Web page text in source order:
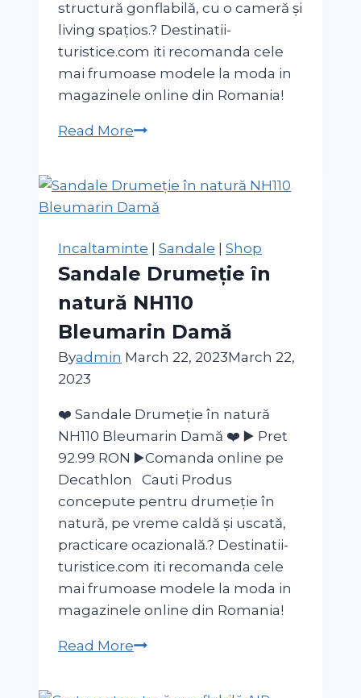
structură gonflabilă, cu o cameră și
living spațios.? Destinatii-
turistice.com iti recomanda cele
mai frumoase modele la moda in
magazinele online din Romania!
Read MoreCort
gonflabilă
AIR
4.1
Fresh&Black
4
Persoane
Incaltaminte | Sandale | Shop
Sandale Drumeție în
natură NH110
Bleumarin Damă
Byadmin March 22, 2023March 22,
2023
❤️ Sandale Drumeție în natură
NH110 Bleumarin Damă ❤️ ▶️ Pret
92.99 RON ▶️Comanda online pe
Decathlon Cauti Produs
concepute pentru drumeție în
natură, pe vreme caldă și uscată,
practicare ocazională.? Destinatii-
turistice.com iti recomanda cele
mai frumoase modele la moda in
magazinele online din Romania!
Read MoreSandale